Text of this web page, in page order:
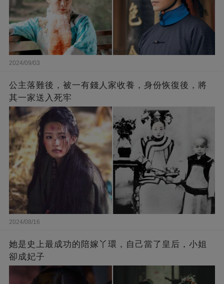
2024/09/03
公主落難後，被一有錢人家收養，身份恢復後，將
其一家送入死牢
2024/08/16
她是史上最成功的陪嫁丫環，自己當了皇后，小姐
卻成妃子